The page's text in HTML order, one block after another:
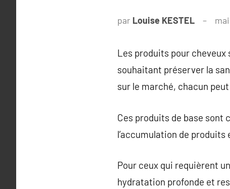
par Louise KESTEL
Les produits pour
souhaitant préserver la
sur le marché, chacun
Ces produits de base sont
l’accumulation de
Pour ceux qui requièrent
hydratation profonde et